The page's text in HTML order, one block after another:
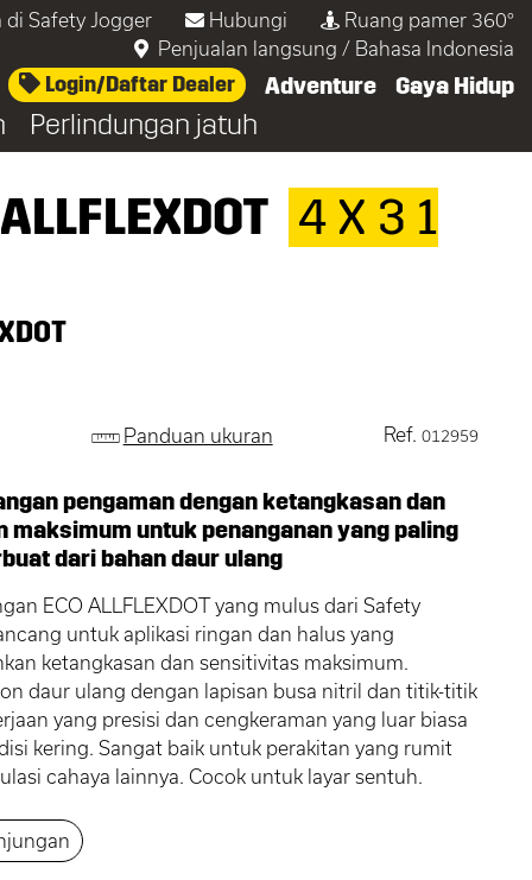
di Safety Jogger Hubungi
Ruang pamer 360°
Penjualan langsung / Bahasa Indonesia
Login/Daftar Dealer Adventure Gaya Hidup
Perlindungan jatuh
4 X 3 1
Panduan ukuran Ref. 012959
pengaman dengan ketangkasan dan
maksimum untuk penanganan yang paling
dari bahan daur ulang
ECO ALLFLEXDOT yang mulus dari Safety
untuk aplikasi ringan dan halus yang
ketangkasan dan sensitivitas maksimum.
daur ulang dengan lapisan busa nitril dan titik-titik
yang presisi dan cengkeraman yang luar biasa
kering. Sangat baik untuk perakitan yang rumit
cahaya lainnya. Cocok untuk layar sentuh.